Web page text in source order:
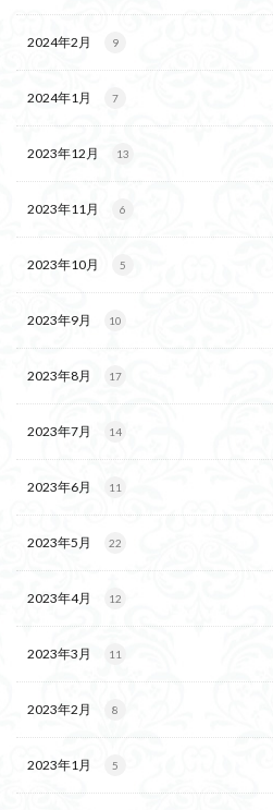
2024年2月 9
2024年1月 7
2023年12月 13
2023年11月 6
2023年10月 5
2023年9月 10
2023年8月 17
2023年7月 14
2023年6月 11
2023年5月 22
2023年4月 12
2023年3月 11
2023年2月 8
2023年1月 5